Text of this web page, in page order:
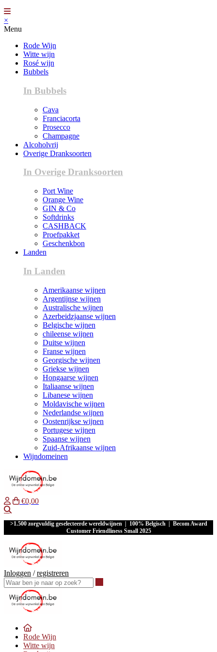
×
Menu
Rode Wijn
Witte wijn
Rosé wijn
Bubbels
In Bubbels
Cava
Franciacorta
Prosecco
Champagne
Alcoholvrij
Overige Dranksoorten
In Overige Dranksoorten
Port Wine
Orange Wine
GIN & Co
Softdrinks
CASHBACK
Proefpakket
Geschenkbon
Landen
In Landen
Amerikaanse wijnen
Argentijnse wijnen
Australische wijnen
Azerbeidzjaanse wijnen
Belgische wijnen
chileense wijnen
Duitse wijnen
Franse wijnen
Georgische wijnen
Griekse wijnen
Hongaarse wijnen
Italiaanse wijnen
Libanese wijnen
Moldavische wijnen
Nederlandse wijnen
Oostenrijkse wijnen
Portugese wijnen
Spaanse wijnen
Zuid-Afrikaanse wijnen
Wijndomeinen
€0,00
>1.500 zorgvuldig geselecteerde wereldwijnen | 100% Belgisch | Becom Award
Customer Friendliness Small 2025
Inloggen /registreren
Rode Wijn
Witte wijn